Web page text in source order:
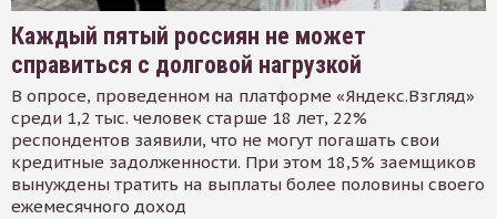
Каждый пятый россиян не может
справиться с долговой нагрузкой
В опросе, проведенном на платформе «Яндекс.Взгляд»
среди 1,2 тыс. человек старше 18 лет, 22%
респондентов заявили, что не могут погашать свои
кредитные задолженности. При этом 18,5% заемщиков
вынуждены тратить на выплаты более половины своего
ежемесячного доход